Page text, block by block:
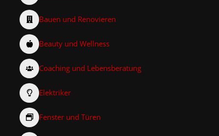
Bauen und Renovieren
Beauty und Wellness
Coaching und Lebensberatung
Elektriker
Fenster und Türen